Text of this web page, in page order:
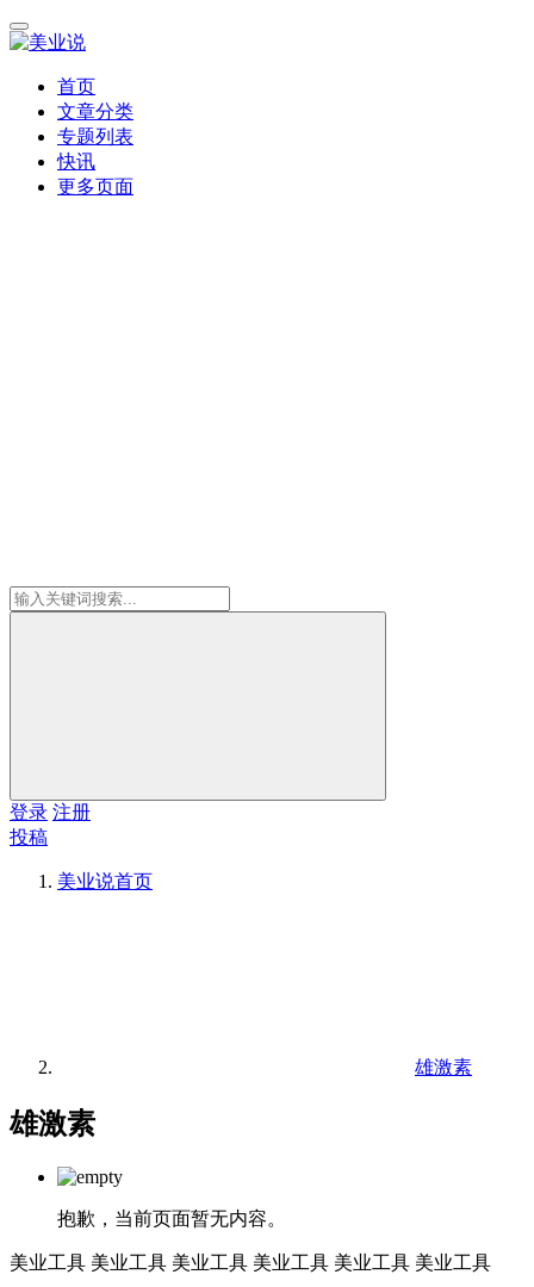
首页
文章分类
专题列表
快讯
更多页面
登录 注册
投稿
美业说首页
雄激素
雄激素
抱歉，当前页面暂无内容。
美业工具 美业工具 美业工具 美业工具 美业工具 美业工具